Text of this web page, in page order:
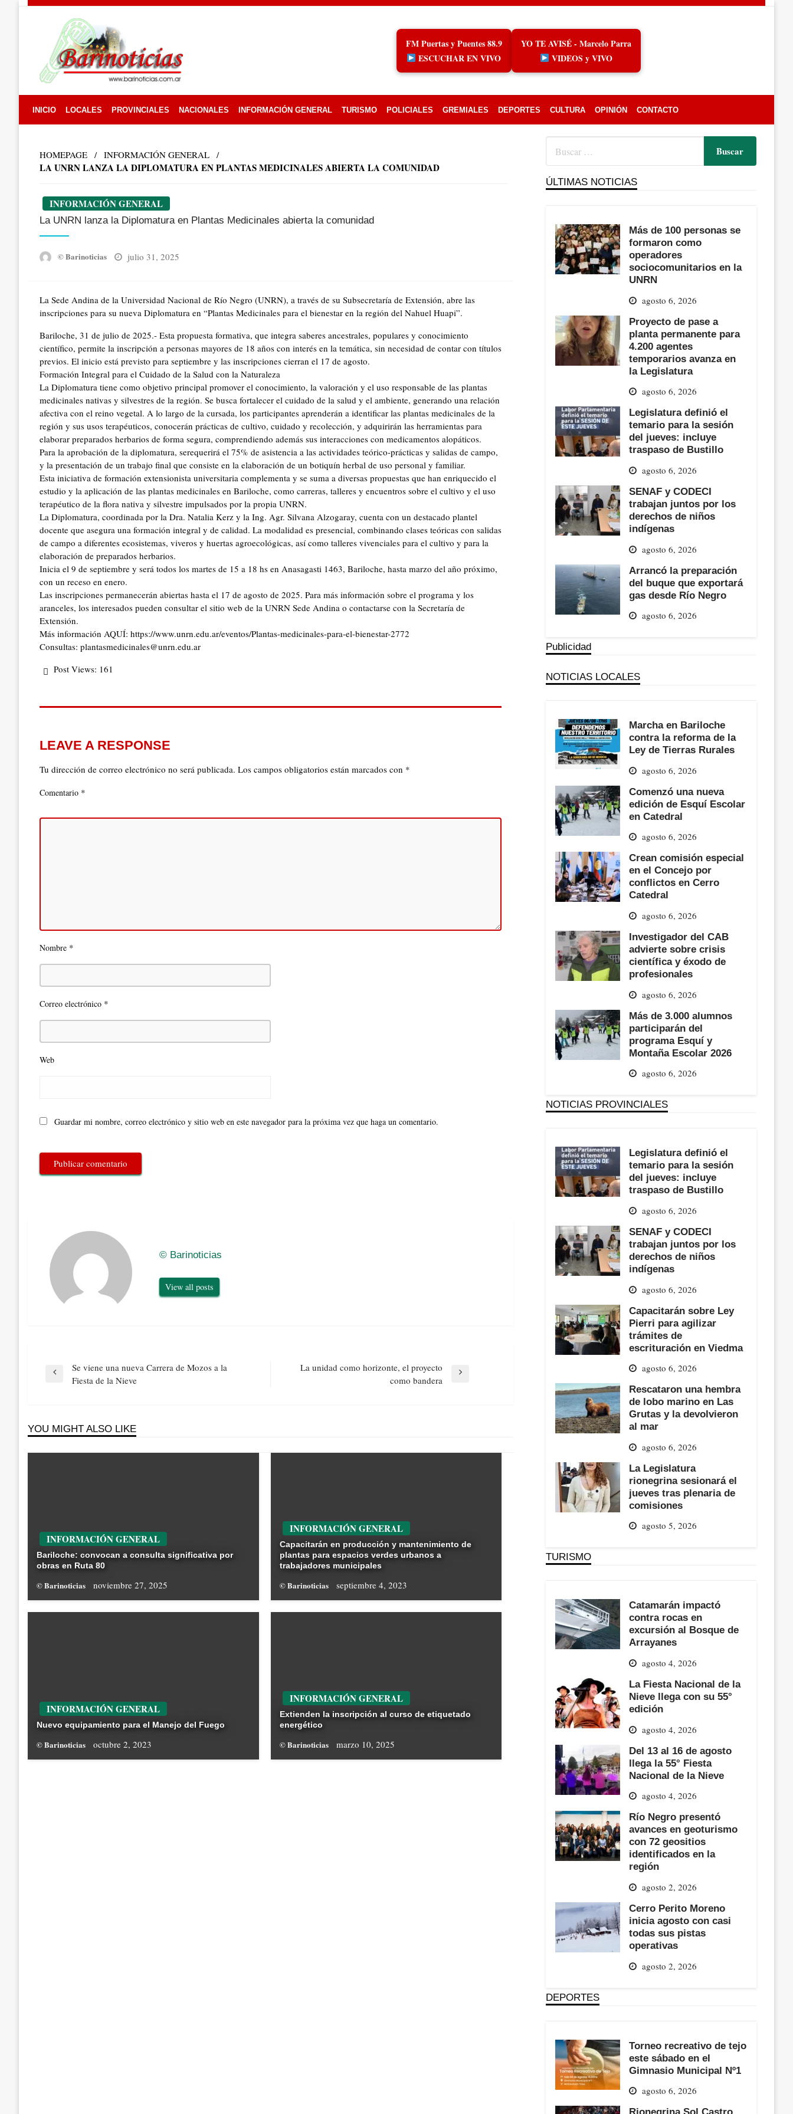
FM Puertas y Puentes 88.9
ESCUCHAR EN VIVO
YO TE AVISÉ - Marcelo Parra
VIDEOS y VIVO
INICIO LOCALES PROVINCIALES NACIONALES INFORMACIÓN GENERAL TURISMO POLICIALES GREMIALES DEPORTES CULTURA OPINIÓN CONTACTO
HOMEPAGE INFORMACIÓN GENERAL
LA UNRN LANZA LA DIPLOMATURA EN PLANTAS MEDICINALES ABIERTA LA COMUNIDAD
INFORMACIÓN GENERAL
La UNRN lanza la Diplomatura en Plantas Medicinales abierta la comunidad
© Barinoticias
Posted
julio 31, 2025
La Sede Andina de la Universidad Nacional de Río Negro (UNRN), a través de su Subsecretaría de Extensión, abre las
inscripciones para su nueva Diplomatura en “Plantas Medicinales para el bienestar en la región del Nahuel Huapi”.
Bariloche, 31 de julio de 2025.- Esta propuesta formativa, que integra saberes ancestrales, populares y conocimiento
científico, permite la inscripción a personas mayores de 18 años con interés en la temática, sin necesidad de contar con títulos
previos. El inicio está previsto para septiembre y las inscripciones cierran el 17 de agosto.
Formación Integral para el Cuidado de la Salud con la Naturaleza
La Diplomatura tiene como objetivo principal promover el conocimiento, la valoración y el uso responsable de las plantas
medicinales nativas y silvestres de la región. Se busca fortalecer el cuidado de la salud y el ambiente, generando una relación
afectiva con el reino vegetal. A lo largo de la cursada, los participantes aprenderán a identificar las plantas medicinales de la
región y sus usos terapéuticos, conocerán prácticas de cultivo, cuidado y recolección, y adquirirán las herramientas para
elaborar preparados herbarios de forma segura, comprendiendo además sus interacciones con medicamentos alopáticos.
Para la aprobación de la diplomatura, serequerirá el 75% de asistencia a las actividades teórico-prácticas y salidas de campo,
y la presentación de un trabajo final que consiste en la elaboración de un botiquín herbal de uso personal y familiar.
Esta iniciativa de formación extensionista universitaria complementa y se suma a diversas propuestas que han enriquecido el
estudio y la aplicación de las plantas medicinales en Bariloche, como carreras, talleres y encuentros sobre el cultivo y el uso
terapéutico de la flora nativa y silvestre impulsados por la propia UNRN.
La Diplomatura, coordinada por la Dra. Natalia Kerz y la Ing. Agr. Silvana Alzogaray, cuenta con un destacado plantel
docente que asegura una formación integral y de calidad. La modalidad es presencial, combinando clases teóricas con salidas
de campo a diferentes ecosistemas, viveros y huertas agroecológicas, así como talleres vivenciales para el cultivo y para la
elaboración de preparados herbarios.
Inicia el 9 de septiembre y será todos los martes de 15 a 18 hs en Anasagasti 1463, Bariloche, hasta marzo del año próximo,
con un receso en enero.
Las inscripciones permanecerán abiertas hasta el 17 de agosto de 2025. Para más información sobre el programa y los
aranceles, los interesados pueden consultar el sitio web de la UNRN Sede Andina o contactarse con la Secretaría de
Extensión.
Más información AQUÍ: https://www.unrn.edu.ar/eventos/Plantas-medicinales-para-el-bienestar-2772
Consultas: plantasmedicinales@unrn.edu.ar
Post Views: 161
LEAVE A RESPONSE
Tu dirección de correo electrónico no será publicada. Los campos obligatorios están marcados con *
Comentario *
Nombre *
Correo electrónico *
Web
Guardar mi nombre, correo electrónico y sitio web en este navegador para la próxima vez que haga un comentario.
© Barinoticias
View all posts
Navegación
Previous
Se viene una nueva Carrera de Mozos a la
Fiesta de la Nieve
La unidad como horizonte, el proyecto
como bandera
YOU MIGHT ALSO LIKE
INFORMACIÓN GENERAL
Bariloche: convocan a consulta significativa por
obras en Ruta 80
© Barinoticias noviembre 27, 2025
INFORMACIÓN GENERAL
Capacitarán en producción y mantenimiento de
plantas para espacios verdes urbanos a
trabajadores municipales
© Barinoticias septiembre 4, 2023
INFORMACIÓN GENERAL
Nuevo equipamiento para el Manejo del Fuego
© Barinoticias octubre 2, 2023
INFORMACIÓN GENERAL
Extienden la inscripción al curso de etiquetado
energético
© Barinoticias marzo 10, 2025
ÚLTIMAS NOTICIAS
Más de 100 personas se
formaron como
operadores
sociocomunitarios en la
UNRN
agosto 6, 2026
Proyecto de pase a
planta permanente para
4.200 agentes
temporarios avanza en
la Legislatura
agosto 6, 2026
Legislatura definió el
temario para la sesión
del jueves: incluye
traspaso de Bustillo
agosto 6, 2026
SENAF y CODECI
trabajan juntos por los
derechos de niños
indígenas
agosto 6, 2026
Arrancó la preparación
del buque que exportará
gas desde Río Negro
agosto 6, 2026
Publicidad
NOTICIAS LOCALES
Marcha en Bariloche
contra la reforma de la
Ley de Tierras Rurales
agosto 6, 2026
Comenzó una nueva
edición de Esquí Escolar
en Catedral
agosto 6, 2026
Crean comisión especial
en el Concejo por
conflictos en Cerro
Catedral
agosto 6, 2026
Investigador del CAB
advierte sobre crisis
científica y éxodo de
profesionales
agosto 6, 2026
Más de 3.000 alumnos
participarán del
programa Esquí y
Montaña Escolar 2026
agosto 6, 2026
NOTICIAS PROVINCIALES
Legislatura definió el
temario para la sesión
del jueves: incluye
traspaso de Bustillo
agosto 6, 2026
SENAF y CODECI
trabajan juntos por los
derechos de niños
indígenas
agosto 6, 2026
Capacitarán sobre Ley
Pierri para agilizar
trámites de
escrituración en Viedma
agosto 6, 2026
Rescataron una hembra
de lobo marino en Las
Grutas y la devolvieron
al mar
agosto 6, 2026
La Legislatura
rionegrina sesionará el
jueves tras plenaria de
comisiones
agosto 5, 2026
TURISMO
Catamarán impactó
contra rocas en
excursión al Bosque de
Arrayanes
agosto 4, 2026
La Fiesta Nacional de la
Nieve llega con su 55°
edición
agosto 4, 2026
Del 13 al 16 de agosto
llega la 55° Fiesta
Nacional de la Nieve
agosto 4, 2026
Río Negro presentó
avances en geoturismo
con 72 geositios
identificados en la
región
agosto 2, 2026
Cerro Perito Moreno
inicia agosto con casi
todas sus pistas
operativas
agosto 2, 2026
DEPORTES
Torneo recreativo de tejo
este sábado en el
Gimnasio Municipal Nº1
agosto 6, 2026
Rionegrina Sol Castro